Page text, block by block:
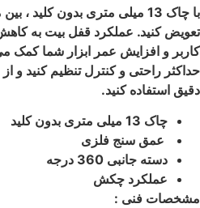
با چاک 13 میلی متری بدون
تعویض کنید. عملکرد قفل بیت به
کاربر و افزایش عمر ابزار شما کمک
حداکثر راحتی و کنترل تنظیم کنید و
دقیق استفاده کنید.
چاک 13 میلی متری
بدون کلید
عمق سنج فلزی
دسته جانبی 360 درجه
عملکرد چکش
مشخصات فنی :